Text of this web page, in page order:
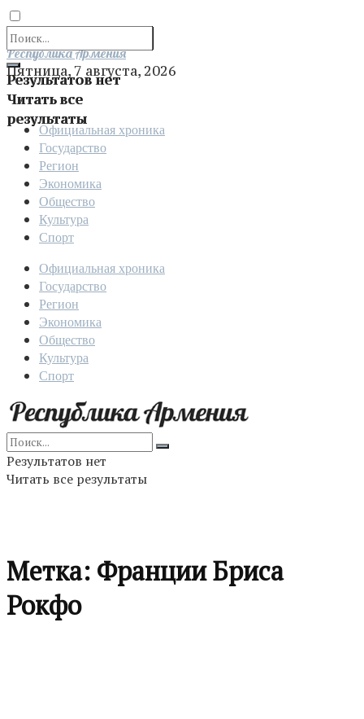
Результатов нет
Читать все
результаты
Отправить
Республика Армения
Пятница, 7 августа, 2026
Официальная хроника
Государство
Регион
Экономика
Общество
Культура
Спорт
Официальная хроника
Государство
Регион
Экономика
Общество
Культура
Спорт
Результатов нет
Читать все результаты
Метка: Франции Бриса
Рокфо